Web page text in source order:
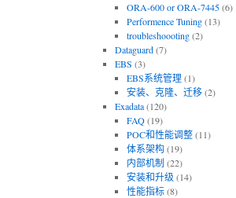
ORA-600 or ORA-7445(6)
Performence Tuning(13)
troubleshoooting(2)
Dataguard(7)
EBS (3)
EBS系统管理(1)
安装、克隆、迁移(2)
Exadata(120)
FAQ(19)
POC和性能调整(11)
体系架构(19)
内部机制 (22)
安装和升级 (14)
性能指标(8)